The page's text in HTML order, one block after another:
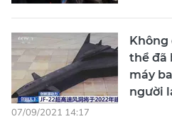
Không
thể đã
máy
người
07/09/2021 14:17